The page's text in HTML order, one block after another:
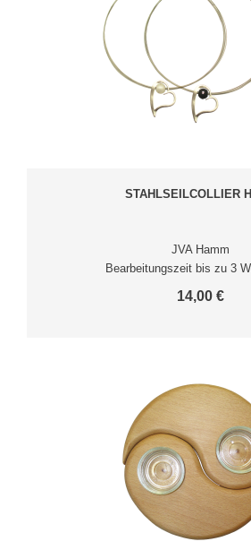
STAHLSEILCOLLIER
JVA Hamm
Bearbeitungszeit bis zu 3
14,00 €